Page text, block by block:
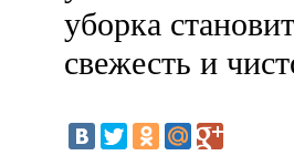
уборка
свежесть и